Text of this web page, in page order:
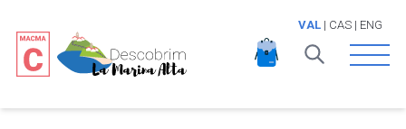
VAL| CAS| ENG
Open